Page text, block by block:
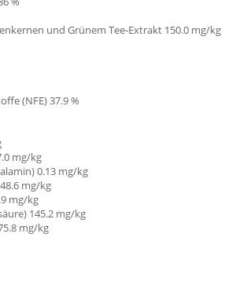
und Grünem Tee-Extrakt 150.0 mg/kg
(NFE) 37.9 %
mg/kg
0.13 mg/kg
mg/kg
mg/kg
145.2 mg/kg
mg/kg